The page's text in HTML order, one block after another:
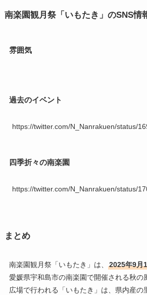
南楽園観月祭「いもたき」のSNS情
雰囲気
過去のイベント
https://twitter.com/N_Nanrakuen/status/
四季折々の南楽園
https://twitter.com/N_Nanrakuen/status/
まとめ
南楽園観月祭「いもたき」は、 2025年9月
愛媛県宇和島市の南楽園で開催される秋の
広場で行われる「いもたき」は、県内産の